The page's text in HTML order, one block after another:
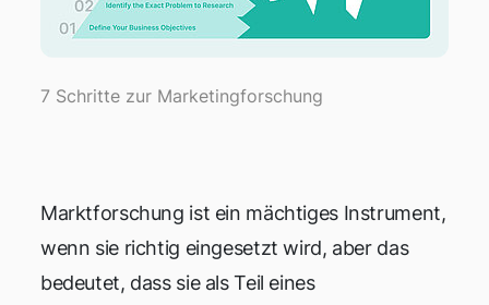
7 Schritte zur Marketingforschung
Marktforschung ist ein mächtiges Instrument,
wenn sie richtig eingesetzt wird, aber das
bedeutet, dass sie als Teil eines